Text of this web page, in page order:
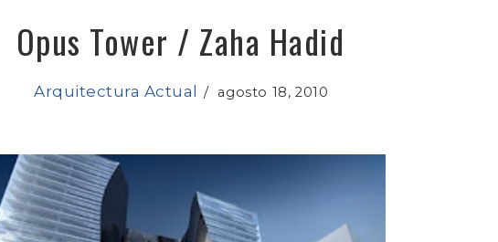
Opus Tower / Zaha Hadid
Arquitectura Actual / agosto 18, 2010